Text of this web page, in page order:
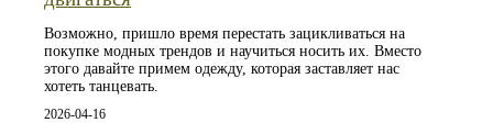
Возможно, пришло время перестать зацикливаться на
покупке модных трендов и научиться носить их. Вместо
этого давайте примем одежду, которая заставляет нас
хотеть танцевать.
2026-04-16